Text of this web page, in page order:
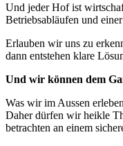
Und jeder Hof ist
Betriebsabläufen und
Erlauben wir uns zu
dann entstehen klare
Und wir können dem
Was wir im Aussen
Daher dürfen wir heikle
betrachten an einem